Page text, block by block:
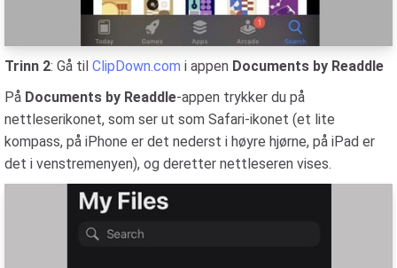
Trinn 2: Gå til ClipDown.com i appen Documents by Readdle
På Documents by Readdle-appen trykker du på
nettleserikonet, som ser ut som Safari-ikonet (et lite
kompass, på iPhone er det nederst i høyre hjørne, på iPad er
det i venstremenyen), og deretter nettleseren vises.